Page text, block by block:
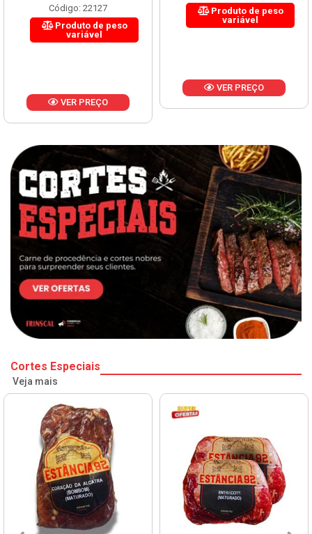
Código: 22127
Produto de peso
variável
VER PREÇO
Produto de peso
variável
VER PREÇO
Cortes Especiais
Veja mais